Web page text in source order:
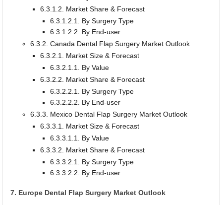
6.3.1.2. Market Share & Forecast
6.3.1.2.1. By Surgery Type
6.3.1.2.2. By End-user
6.3.2. Canada Dental Flap Surgery Market Outlook
6.3.2.1. Market Size & Forecast
6.3.2.1.1. By Value
6.3.2.2. Market Share & Forecast
6.3.2.2.1. By Surgery Type
6.3.2.2.2. By End-user
6.3.3. Mexico Dental Flap Surgery Market Outlook
6.3.3.1. Market Size & Forecast
6.3.3.1.1. By Value
6.3.3.2. Market Share & Forecast
6.3.3.2.1. By Surgery Type
6.3.3.2.2. By End-user
7. Europe Dental Flap Surgery Market Outlook